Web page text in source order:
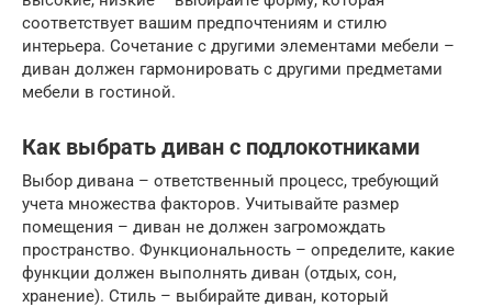
соответствует вашим предпочтениям и стилю
интерьера. Сочетание с другими элементами мебели –
диван должен гармонировать с другими предметами
мебели в гостиной.
Как выбрать диван с подлокотниками
Выбор дивана – ответственный процесс, требующий
учета множества факторов. Учитывайте размер
помещения – диван не должен загромождать
пространство. Функциональность – определите, какие
функции должен выполнять диван (отдых, сон,
хранение). Стиль – выбирайте диван, который